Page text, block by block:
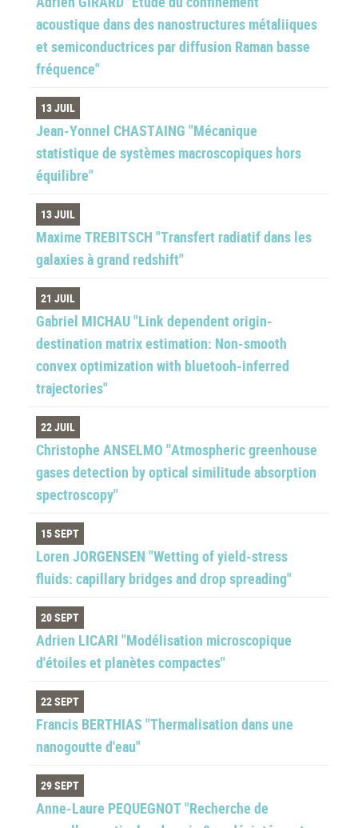
acoustique dans des nanostructures métaliiques
et semiconductrices par diffusion Raman basse
fréquence"
13 JUIL
Jean-Yonnel CHASTAING "Mécanique
statistique de systèmes macroscopiques hors
équilibre"
13 JUIL
Maxime TREBITSCH "Transfert radiatif dans les
galaxies à grand redshift"
21 JUIL
Gabriel MICHAU "Link dependent origin-
destination matrix estimation: Non-smooth
convex optimization with bluetooh-inferred
trajectories"
22 JUIL
Christophe ANSELMO "Atmospheric greenhouse
gases detection by optical similitude absorption
spectroscopy"
15 SEPT
Loren JORGENSEN "Wetting of yield-stress
fluids: capillary bridges and drop spreading"
20 SEPT
Adrien LICARI "Modélisation microscopique
d'étoiles et planètes compactes"
22 SEPT
Francis BERTHIAS "Thermalisation dans une
nanogoutte d'eau"
29 SEPT
Anne-Laure PEQUEGNOT "Recherche de